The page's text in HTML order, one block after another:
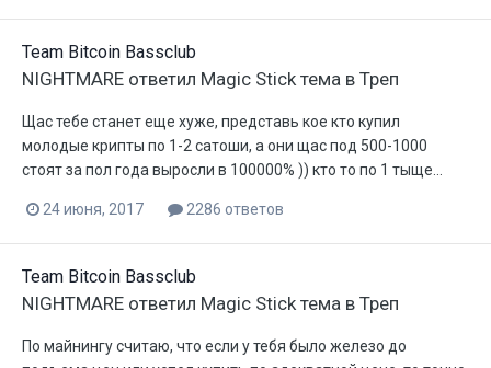
Team Bitcoin Bassclub
NIGHTMARE ответил Magic Stick тема в Треп
Щас тебе станет еще хуже, представь кое кто купил
молодые крипты по 1-2 сатоши, а они щас под 500-1000
стоят за пол года выросли в 100000% )) кто то по 1 тыще...
24 июня, 2017 2286 ответов
Team Bitcoin Bassclub
NIGHTMARE ответил Magic Stick тема в Треп
По майнингу считаю, что если у тебя было железо до